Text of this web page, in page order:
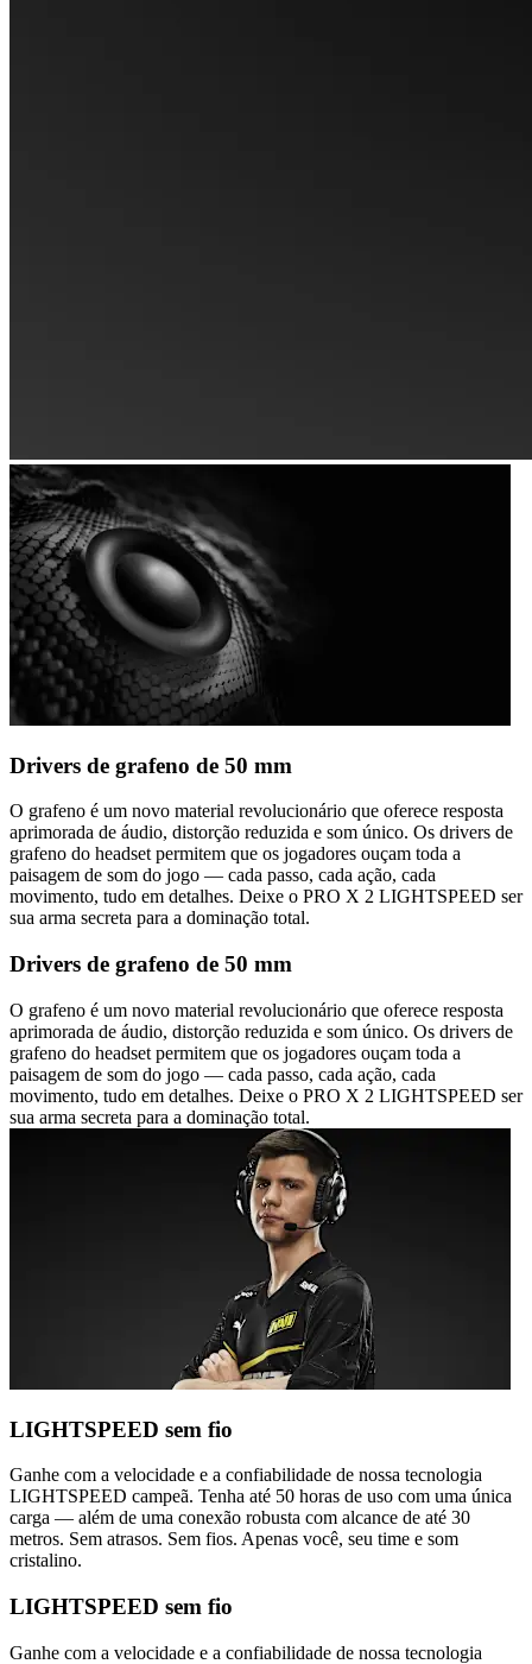
Drivers de grafeno de 50 mm
O grafeno é um novo material revolucionário que oferece resposta
aprimorada de áudio, distorção reduzida e som único. Os drivers de
grafeno do headset permitem que os jogadores ouçam toda a
paisagem de som do jogo — cada passo, cada ação, cada
movimento, tudo em detalhes. Deixe o PRO X 2 LIGHTSPEED ser
sua arma secreta para a dominação total.
Drivers de grafeno de 50 mm
O grafeno é um novo material revolucionário que oferece resposta
aprimorada de áudio, distorção reduzida e som único. Os drivers de
grafeno do headset permitem que os jogadores ouçam toda a
paisagem de som do jogo — cada passo, cada ação, cada
movimento, tudo em detalhes. Deixe o PRO X 2 LIGHTSPEED ser
sua arma secreta para a dominação total.
LIGHTSPEED sem fio
Ganhe com a velocidade e a confiabilidade de nossa tecnologia
LIGHTSPEED campeã. Tenha até 50 horas de uso com uma única
carga — além de uma conexão robusta com alcance de até 30
metros. Sem atrasos. Sem fios. Apenas você, seu time e som
cristalino.
LIGHTSPEED sem fio
Ganhe com a velocidade e a confiabilidade de nossa tecnologia